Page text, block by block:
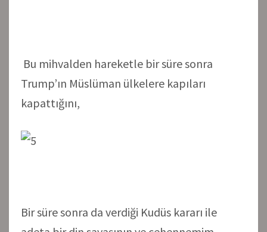
Bu mihvalden hareketle bir süre sonra
Trump’ın Müslüman ülkelere kapıları
kapattığını,
Bir süre sonra da verdiği Kudüs kararı ile